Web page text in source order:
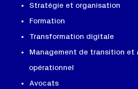
Stratégie et organisation
Formation
Transformation digitale
Management de transition et
opérationnel
Avocats